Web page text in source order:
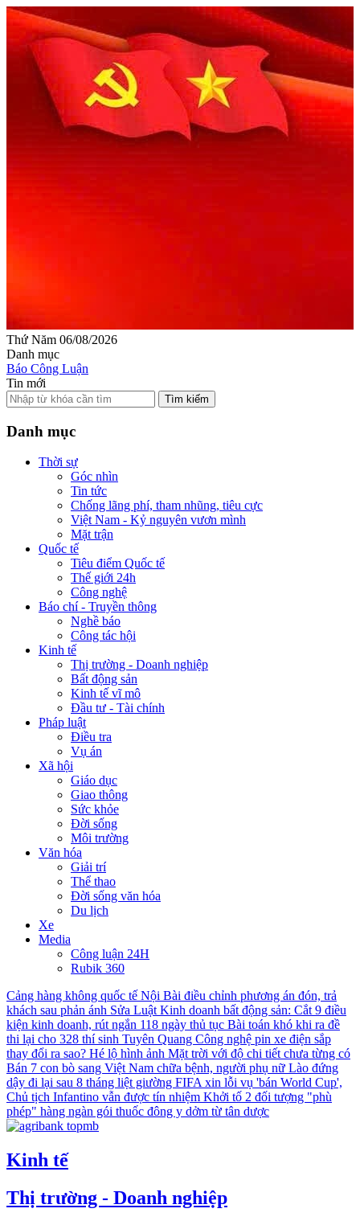
Thứ Năm 06/08/2026
Danh mục
Báo Công Luận
Tin mới
Tìm kiếm
Danh mục
Thời sự
Góc nhìn
Tin tức
Chống lãng phí, tham nhũng, tiêu cực
Việt Nam - Kỷ nguyên vươn mình
Mặt trận
Quốc tế
Tiêu điểm Quốc tế
Thế giới 24h
Công nghệ
Báo chí - Truyền thông
Nghề báo
Công tác hội
Kinh tế
Thị trường - Doanh nghiệp
Bất động sản
Kinh tế vĩ mô
Đầu tư - Tài chính
Pháp luật
Điều tra
Vụ án
Xã hội
Giáo dục
Giao thông
Sức khỏe
Đời sống
Môi trường
Văn hóa
Giải trí
Thể thao
Đời sống văn hóa
Du lịch
Xe
Media
Công luận 24H
Rubik 360
Cảng hàng không quốc tế Nội Bài điều chỉnh phương án đón, trả
khách sau phản ánh Sửa Luật Kinh doanh bất động sản: Cắt 9 điều
kiện kinh doanh, rút ngắn 118 ngày thủ tục Bài toán khó khi ra đề
thi lại cho 328 thí sinh Tuyên Quang Công nghệ pin xe điện sắp
thay đổi ra sao? Hé lộ hình ảnh Mặt trời với độ chi tiết chưa từng có
Bán 7 con bò sang Việt Nam chữa bệnh, người phụ nữ Lào đứng
dậy đi lại sau 8 tháng liệt giường FIFA xin lỗi vụ 'bán World Cup',
Chủ tịch Infantino vẫn được tín nhiệm Khởi tố 2 đối tượng "phù
phép" hàng ngàn gói thuốc đông y dởm từ tân dược
Kinh tế
Thị trường - Doanh nghiệp